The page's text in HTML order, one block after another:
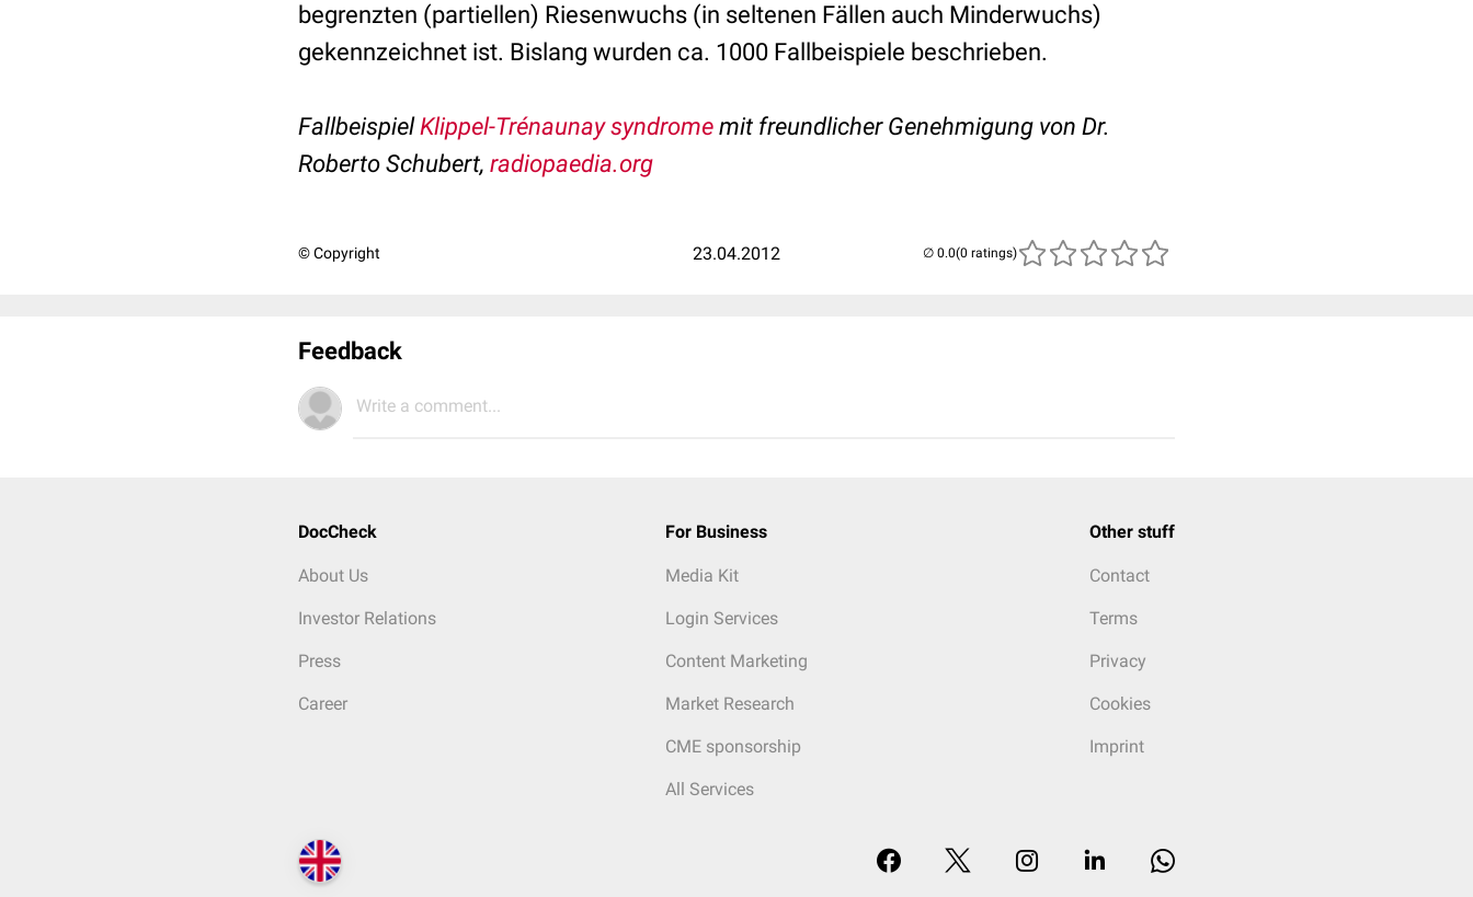
begrenzten (partiellen) Riesenwuchs (in seltenen Fällen auch Minderwuchs)
gekennzeichnet ist. Bislang wurden ca. 1000 Fallbeispiele beschrieben.
FallbeispielKlippel-Trénaunay syndrome mit freundlicher Genehmigung von Dr.
Roberto Schubert, radiopaedia.org
© Copyright 23.04.2012 (0 ratings)
Feedback
Write a comment...
DocCheck
About Us
Investor Relations
Press
Career
For Business
Media Kit
Login Services
Content Marketing
Market Research
CME sponsorship
All Services
Other stuff
Contact
Terms
Privacy
Cookies
Imprint